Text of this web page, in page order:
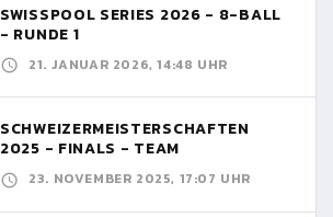
SWISSPOOL SERIES 2026 - 8-BALL
- RUNDE 1
21. JANUAR 2026, 14:48 UHR
SCHWEIZERMEISTERSCHAFTEN
2025 - FINALS - TEAM
23. NOVEMBER 2025, 17:07 UHR